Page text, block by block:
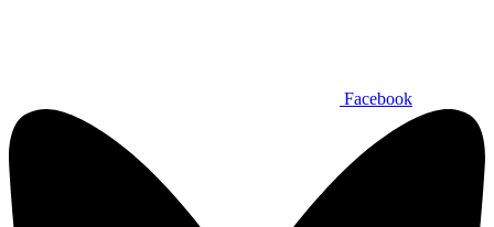
Facebook